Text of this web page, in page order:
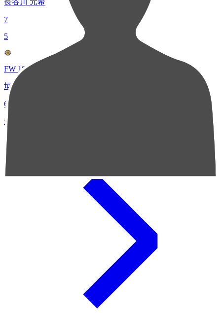
長谷川 元希
7
5
FW 18
垣田 裕暉
6
チャンスクリエイト総数